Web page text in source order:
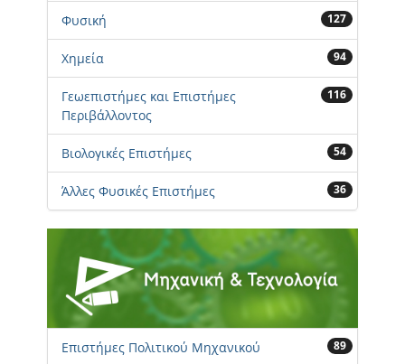
Φυσική 127
Χημεία 94
Γεωεπιστήμες και Επιστήμες
Περιβάλλοντος
116
Βιολογικές Επιστήμες 54
Άλλες Φυσικές Επιστήμες 36
Επιστήμες Πολιτικού Μηχανικού 89